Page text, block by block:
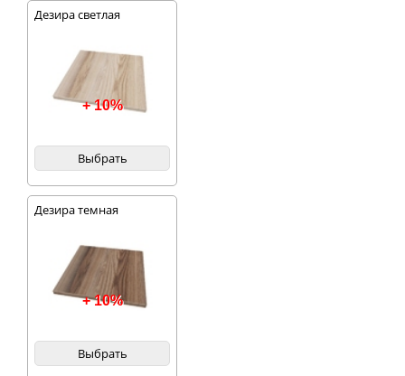
Дезира светлая
+ 10%
Выбрать
Дезира темная
+ 10%
Выбрать